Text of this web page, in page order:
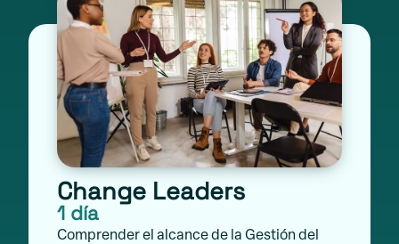
Change Leaders
1 día
Comprender el alcance de la Gestión del